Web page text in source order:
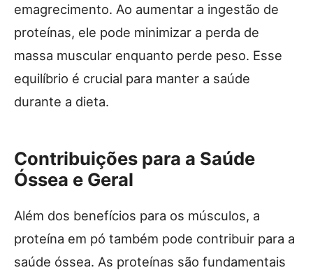
emagrecimento. Ao aumentar a ingestão de
proteínas, ele pode minimizar a perda de
massa muscular enquanto perde peso. Esse
equilíbrio é crucial para manter a saúde
durante a dieta.
Contribuições para a Saúde
Óssea e Geral
Além dos benefícios para os músculos, a
proteína em pó também pode contribuir para a
saúde óssea. As proteínas são fundamentais